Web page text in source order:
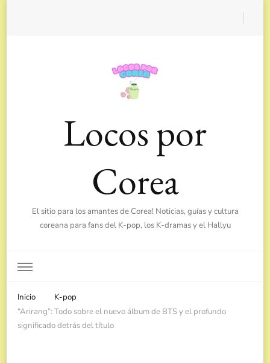
Locos por
Corea
El sitio para los amantes de Corea! Noticias, guías y cultura
coreana para fans del K-pop, los K-dramas y el Hallyu
Inicio
K-pop
“Arirang”: Todo sobre el nuevo álbum de BTS y el profundo
significado detrás del título